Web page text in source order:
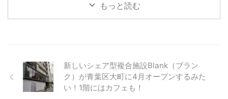
もっと読む
新しいシェア型複合施設Blank（ブラン
ク）が青葉区大町に4月オープンするみた
い！1階にはカフェも！